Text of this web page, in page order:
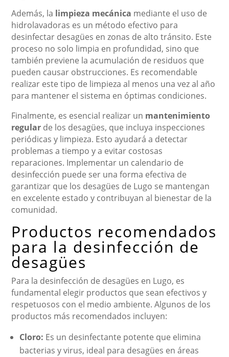
Además, la limpieza mecánica mediante el uso de
hidrolavadoras es un método efectivo para
desinfectar desagües en zonas de alto tránsito. Este
proceso no solo limpia en profundidad, sino que
también previene la acumulación de residuos que
pueden causar obstrucciones. Es recomendable
realizar este tipo de limpieza al menos una vez al año
para mantener el sistema en óptimas condiciones.
Finalmente, es esencial realizar un mantenimiento
regular de los desagües, que incluya inspecciones
periódicas y limpieza. Esto ayudará a detectar
problemas a tiempo y a evitar costosas
reparaciones. Implementar un calendario de
desinfección puede ser una forma efectiva de
garantizar que los desagües de Lugo se mantengan
en excelente estado y contribuyan al bienestar de la
comunidad.
Productos recomendados
para la desinfección de
desagües
Para la desinfección de desagües en Lugo, es
fundamental elegir productos que sean efectivos y
respetuosos con el medio ambiente. Algunos de los
productos más recomendados incluyen:
Cloro: Es un desinfectante potente que elimina
bacterias y virus, ideal para desagües en áreas